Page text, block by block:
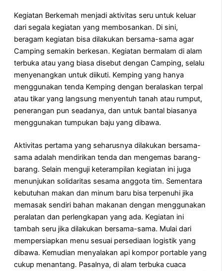
Kegiatan Berkemah menjadi aktivitas seru untuk keluar
dari segala kegiatan yang membosankan. Di sini,
beragam kegiatan bisa dilakukan bersama-sama agar
Camping semakin berkesan. Kegiatan bermalam di alam
terbuka atau yang biasa disebut dengan Camping, selalu
menyenangkan untuk diikuti. Kemping yang hanya
menggunakan tenda Kemping dengan beralaskan terpal
atau tikar yang langsung menyentuh tanah atau rumput,
penerangan pun seadanya, dan untuk bantal biasanya
menggunakan tumpukan baju yang dibawa.
Aktivitas pertama yang seharusnya dilakukan bersama-
sama adalah mendirikan tenda dan mengemas barang-
barang. Selain menguji keterampilan kegiatan ini juga
menunjukan solidaritas sesama anggota tim. Sementara
kebutuhan makan dan minum baru bisa terpenuhi jika
memasak sendiri bahan makanan dengan menggunakan
peralatan dan perlengkapan yang ada. Kegiatan ini
tambah seru jika dilakukan bersama-sama. Mulai dari
mempersiapkan menu sesuai persediaan logistik yang
dibawa. Kemudian menyalakan api kompor portable yang
cukup menantang. Pasalnya, di alam terbuka cuaca